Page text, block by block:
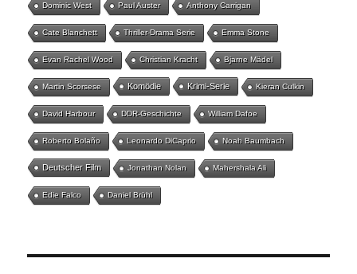
Dominic West Paul Auster Anthony Carrigan
Cate Blanchett Thriller-Drama Serie Emma Stone
Evan Rachel Wood Christian Kracht Bjarne Mädel
Martin Scorsese Komödie Krimi-Serie Kieran Culkin
David Harbour DDR-Geschichte William Dafoe
Roberto Bolaño Leonardo DiCaprio Noah Baumbach
Deutscher Film Jonathan Nolan Mahershala Ali
Edie Falco Daniel Brühl